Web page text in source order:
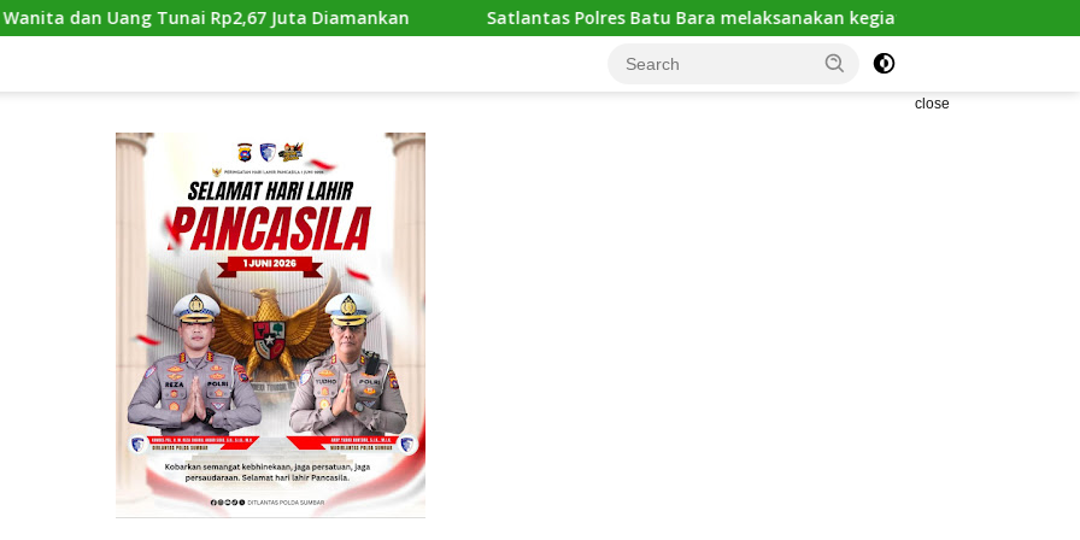
Juta Diamankan Satlantas Polres Batu Bara melaksanakan kegiatan “POLANTAS KARIB” dengan mengajak
close